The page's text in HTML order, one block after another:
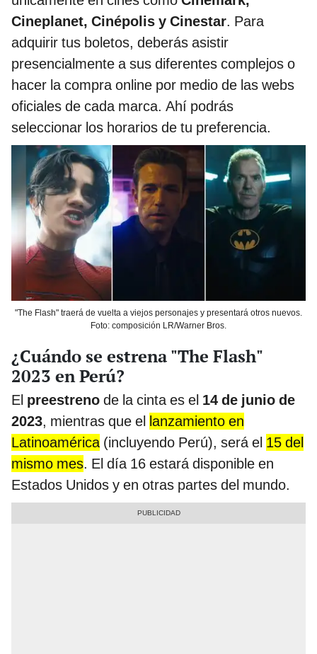
Cineplanet, Cinépolis y Cinestar. Para
adquirir tus boletos, deberás asistir
presencialmente a sus diferentes complejos o
hacer la compra online por medio de las webs
oficiales de cada marca. Ahí podrás
seleccionar los horarios de tu preferencia.
"The Flash" traerá de vuelta a viejos personajes y presentará otros nuevos.
Foto: composición LR/Warner Bros.
¿Cuándo se estrena "The Flash"
2023 en Perú?
El preestreno de la cinta es el 14 de junio de
2023, mientras que el lanzamiento en
Latinoamérica(incluyendo Perú), será el 15 del
mismo mes. El día 16 estará disponible en
Estados Unidos y en otras partes del mundo.